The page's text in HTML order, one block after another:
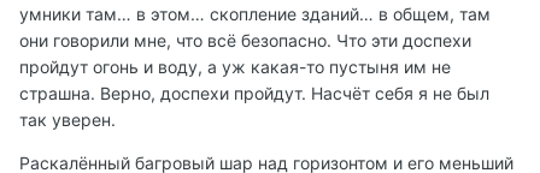
умники там… в этом… скопление зданий… в общем, там
они говорили мне, что всё безопасно. Что эти доспехи
пройдут огонь и воду, а уж какая-то пустыня им не
страшна. Верно, доспехи пройдут. Насчёт себя я не был
так уверен.
Раскалённый багровый шар над горизонтом и его меньший